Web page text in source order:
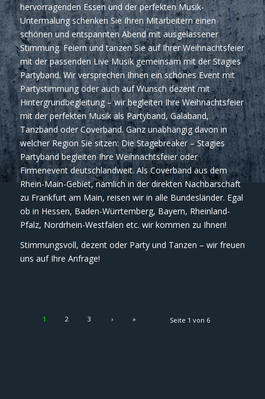
hervorragenden Essen und der perfekten Musik-
Untermalung schenken Sie Ihren Mitarbeitern einen
schönen und entspannten Abend mit ausgelassener
Stimmung. Feiern und tanzen Sie auf Ihrer Weihnachtsfeier
mit der passenden Live Musik gemeinsam mit der Stagies
Partyband. Wir versprechen Ihnen ein schönes Event mit
Partystimmung oder auch auf Wunsch dezent mit
Hintergrundbegleitung – wir begleiten Ihre Weihnachtsfeier
mit der perfekten Musik als Partyband, Galaband,
Tanzband oder Coverband. Ganz unabhängig davon in
welcher Region Sie sitzen: Die Stagebreaker – Stagies
Partyband begleiten Ihre Weihnachtsfeier oder
Firmenevent deutschlandweit. Als Coverband aus dem
Rhein-Main-Gebiet, nämlich in der direkten Nachbarschaft
zu Frankfurt am Main, reisen wir in alle Bundesländer. Egal
ob in Hessen, Baden-Würrtemberg, Bayern, Rheinland-
Pfalz, Nordrhein-Westfalen etc. wir kommen zu Ihnen!
Stimmungsvoll, dezent oder Party und Tanzen – wir freuen
uns auf Ihre Anfrage!
Seite 1 von 6
1 2 3 › »